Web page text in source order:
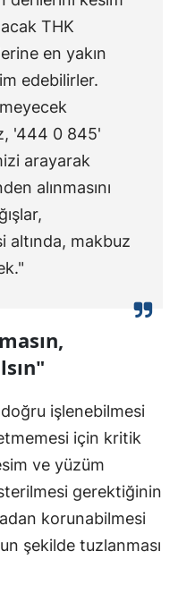
THK
en yakın
edebilirler.
'444 0 845'
arayarak
alınmasını
altında, makbuz
işlenebilmesi
için kritik
ve yüzüm
gerektiğinin
korunabilmesi
şekilde tuzlanması